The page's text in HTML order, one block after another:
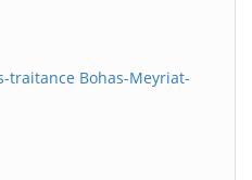
traitance Bohas-Meyriat-